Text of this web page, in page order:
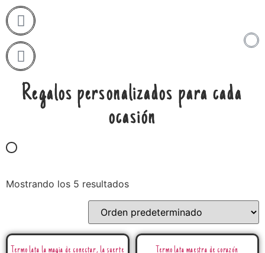
Regalos personalizados para cada
ocasión
Mostrando los 5 resultados
Termo lata la magia de conectar, la suerte
Termo lata maestra de corazón